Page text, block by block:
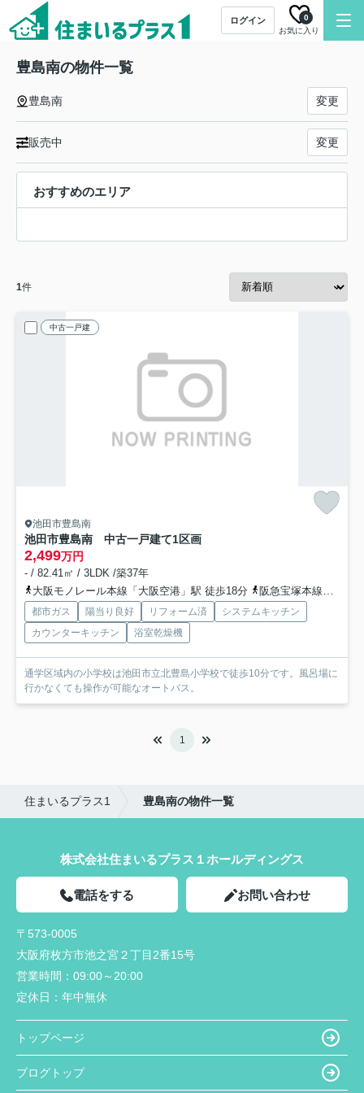
ログイン
お気に入り
0
豊島南の物件一覧
豊島南 変更
販売中 変更
おすすめのエリア
1件
中古一戸建
池田市豊島南
池田市豊島南 中古一戸建て1区画
2,499万円
- / 82.41㎡ / 3LDK /築37年
大阪モノレール本線「大阪空港」駅 徒歩18分
阪急宝塚本線「石橋阪大前」駅 徒歩20分
都市ガス 陽当り良好 リフォーム済
システムキッチン
カウンターキッチン
浴室乾燥機
通学区域内の小学校は池田市立北豊島小学校で徒歩10分です。風呂場に
行かなくても操作が可能なオートバス。
1
住まいるプラス1 豊島南の物件一覧
株式会社住まいるプラス１ホールディングス
電話をする お問い合わせ
〒573-0005
大阪府枚方市池之宮２丁目2番15号
営業時間： 09:00～20:00
定休日： 年中無休
トップページ
ブログトップ